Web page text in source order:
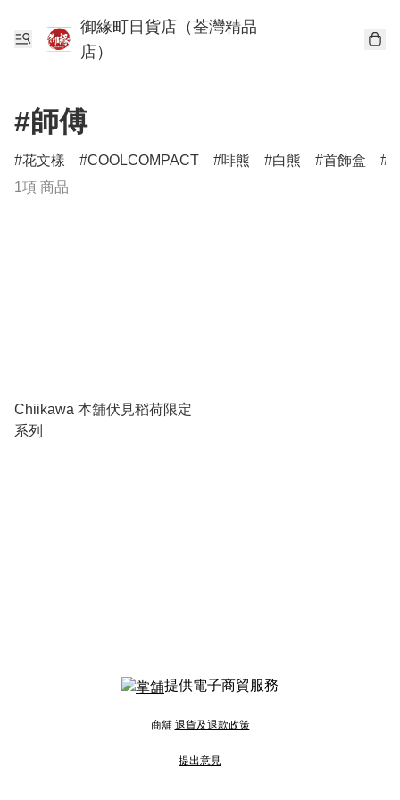
御緣町日貨店（荃灣精品
店）
#師傅
花文樣 COOLCOMPACT 啡熊 白熊 首飾盒
1項 商品
Chiikawa 本舖伏見稻荷限定
系列
提供電子商貿服務
商舖 退貨及退款政策
提出意見